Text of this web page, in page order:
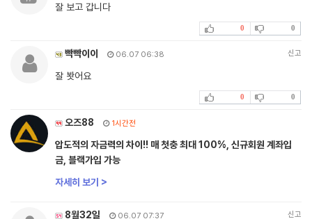
잘 보고 갑니다
0 0
빡빡이이 06.07 06:38 신고
잘 봣어요
0 0
오즈88 1시간전
압도적의 자금력의 차이!! 매 첫충 최대 100%, 신규회원 계좌입
금, 블랙가입 가능
자세히 보기 >
8월32일 06.07 07:37 신고